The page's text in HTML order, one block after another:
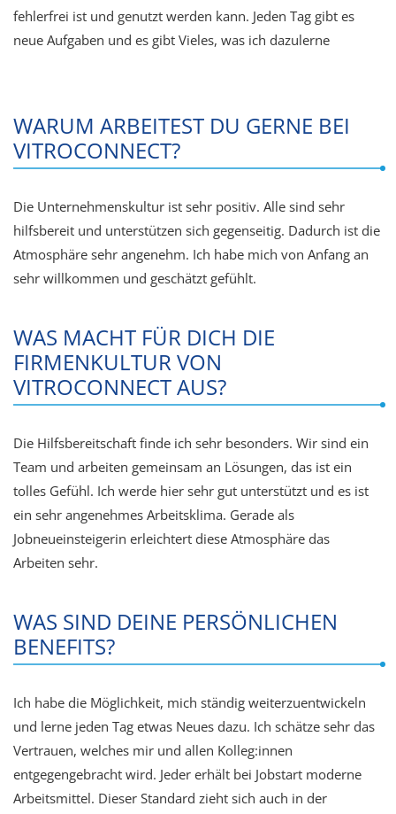
fehlerfrei ist und genutzt werden kann. Jeden Tag gibt es
neue Aufgaben und es gibt Vieles, was ich dazulerne
WARUM ARBEITEST DU GERNE BEI
VITROCONNECT?
Die Unternehmenskultur ist sehr positiv. Alle sind sehr
hilfsbereit und unterstützen sich gegenseitig. Dadurch ist die
Atmosphäre sehr angenehm. Ich habe mich von Anfang an
sehr willkommen und geschätzt gefühlt.
WAS MACHT FÜR DICH DIE
FIRMENKULTUR VON
VITROCONNECT AUS?
Die Hilfsbereitschaft finde ich sehr besonders. Wir sind ein
Team und arbeiten gemeinsam an Lösungen, das ist ein
tolles Gefühl. Ich werde hier sehr gut unterstützt und es ist
ein sehr angenehmes Arbeitsklima. Gerade als
Jobneueinsteigerin erleichtert diese Atmosphäre das
Arbeiten sehr.
WAS SIND DEINE PERSÖNLICHEN
BENEFITS?
Ich habe die Möglichkeit, mich ständig weiterzuentwickeln
und lerne jeden Tag etwas Neues dazu. Ich schätze sehr das
Vertrauen, welches mir und allen Kolleg:innen
entgegengebracht wird. Jeder erhält bei Jobstart moderne
Arbeitsmittel. Dieser Standard zieht sich auch in der